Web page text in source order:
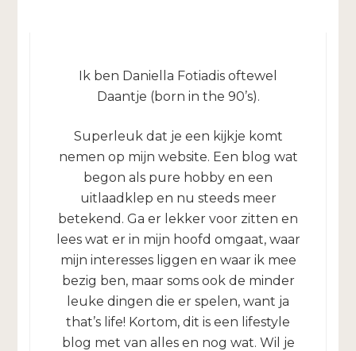
Ik ben Daniella Fotiadis oftewel
Daantje (born in the 90’s).
Superleuk dat je een kijkje komt
nemen op mijn website. Een blog wat
begon als pure hobby en een
uitlaadklep en nu steeds meer
betekend. Ga er lekker voor zitten en
lees wat er in mijn hoofd omgaat, waar
mijn interesses liggen en waar ik mee
bezig ben, maar soms ook de minder
leuke dingen die er spelen, want ja
that’s life! Kortom, dit is een lifestyle
blog met van alles en nog wat. Wil je